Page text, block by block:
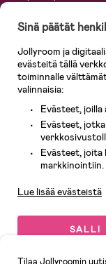
vaatteet vauvoille ja
lastentarvikkeita sekä
KidKraft, Ergobaby,
Tervetuloa
verkkokauppaan!
Sinä päätät
Jollyroom ja
evästeitä tällä
toiminnalle
valinnaisia:
Evästeet,
Evästeet,
Evästeet, joita
markkinointiin.
Lue lisää evästeistä
SALLI